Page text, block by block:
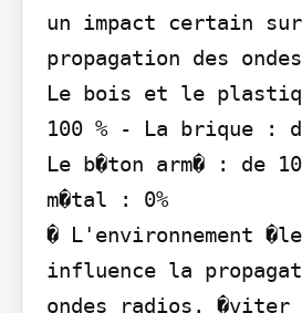
un impact certain
propagation des
Le bois et le
100 % - La brique :
Le b�ton arm� : de
m�tal : 0%
� L'environnement
influence la
ondes radios.